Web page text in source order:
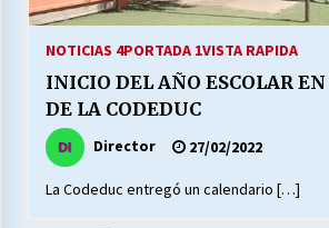
LABORAL:
13/07/2026
25/06/2026
NOTICIAS 4PORTADA 1VISTA RAPIDA
INICIO DEL AÑO ESCOLAR EN
DE LA CODEDUC
Director 27/02/2022
La Codeduc entregó un calendario […]